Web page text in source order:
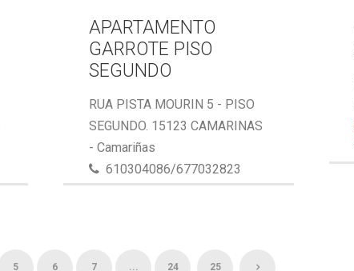
APARTAMENTO
GARROTE PISO
SEGUNDO
RUA PISTA MOURIN 5 - PISO
SEGUNDO. 15123 CAMARINAS
- Camariñas
610304086/677032823
5 6 7 ... 24 25